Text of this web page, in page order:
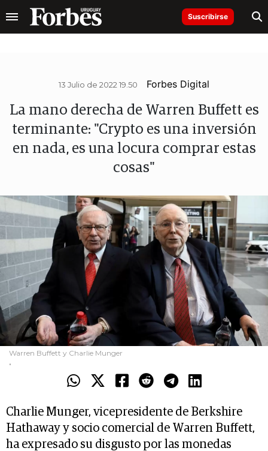
Suscribirse
13 Julio de 2022 19.50 Forbes Digital
La mano derecha de Warren Buffett es
terminante: "Crypto es una inversión
en nada, es una locura comprar estas
cosas"
Warren Buffett y Charlie Munger
.
Charlie Munger, vicepresidente de Berkshire
Hathaway y socio comercial de Warren Buffett,
ha expresado su disgusto por las monedas